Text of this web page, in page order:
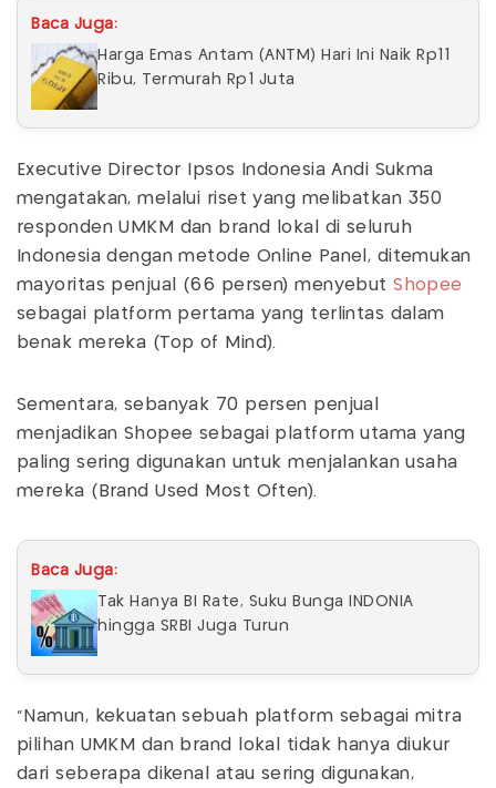
Baca Juga:
Harga Emas Antam (ANTM) Hari Ini Naik Rp11
Ribu, Termurah Rp1 Juta
Executive Director Ipsos Indonesia Andi Sukma
mengatakan, melalui riset yang melibatkan 350
responden UMKM dan brand lokal di seluruh
Indonesia dengan metode Online Panel, ditemukan
mayoritas penjual (66 persen) menyebutShopee
sebagai platform pertama yang terlintas dalam
benak mereka (Top of Mind).
Sementara, sebanyak 70 persen penjual
menjadikan Shopee sebagai platform utama yang
paling sering digunakan untuk menjalankan usaha
mereka (Brand Used Most Often).
Baca Juga:
Tak Hanya BI Rate, Suku Bunga INDONIA
hingga SRBI Juga Turun
"Namun, kekuatan sebuah platform sebagai mitra
pilihan UMKM dan brand lokal tidak hanya diukur
dari seberapa dikenal atau sering digunakan,